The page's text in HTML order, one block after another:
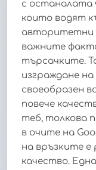
с останалата
които водят
авторитетни
важните
търсачките.
изграждане
своеобразен
повече
теб, толкова
в очите на
на връзките
качество.